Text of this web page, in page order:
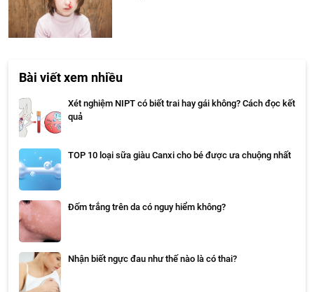
Bài viết xem nhiều
Xét nghiệm NIPT có biết trai hay gái không? Cách đọc kết
quả
TOP 10 loại sữa giàu Canxi cho bé được ưa chuộng nhất
Đốm trắng trên da có nguy hiểm không?
Nhận biết ngực đau như thế nào là có thai?